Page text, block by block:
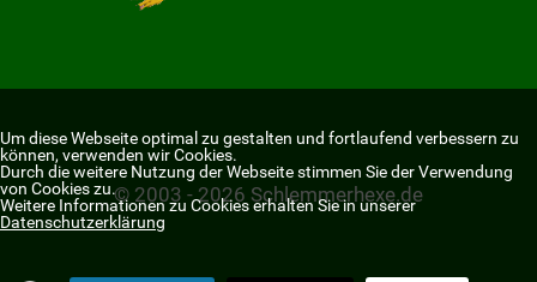
© 2003 - 2026 Schlemmerhexe.de
Um diese Webseite optimal zu gestalten und fortlaufend verbessern zu
können, verwenden wir Cookies.
Durch die weitere Nutzung der Webseite stimmen Sie der Verwendung
von Cookies zu.
Weitere Informationen zu Cookies erhalten Sie in unserer
Datenschutzerklärung